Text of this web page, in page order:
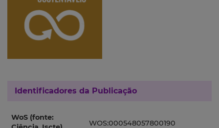
Identificadores da Publicação
WoS (fonte:
WOS:000548057800190